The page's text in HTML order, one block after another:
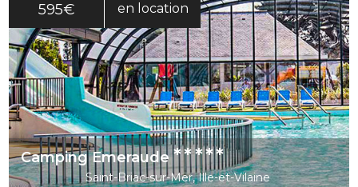
595€
en location
Camping Emeraude*****
Saint-Briac-sur-Mer, Ille-et-Vilaine